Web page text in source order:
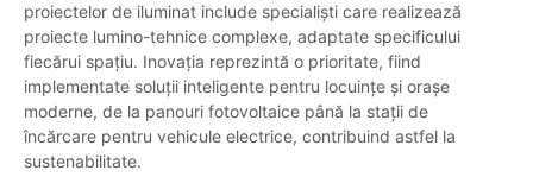
proiectelor de iluminat include specialiști care realizează
proiecte lumino-tehnice complexe, adaptate specificului
fiecărui spațiu. Inovația reprezintă o prioritate, fiind
implementate soluții inteligente pentru locuințe și orașe
moderne, de la panouri fotovoltaice până la stații de
încărcare pentru vehicule electrice, contribuind astfel la
sustenabilitate.